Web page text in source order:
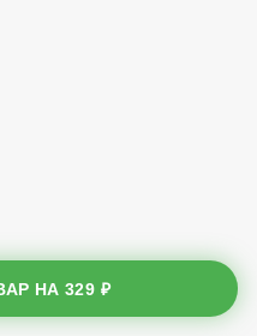
НА329 ₽